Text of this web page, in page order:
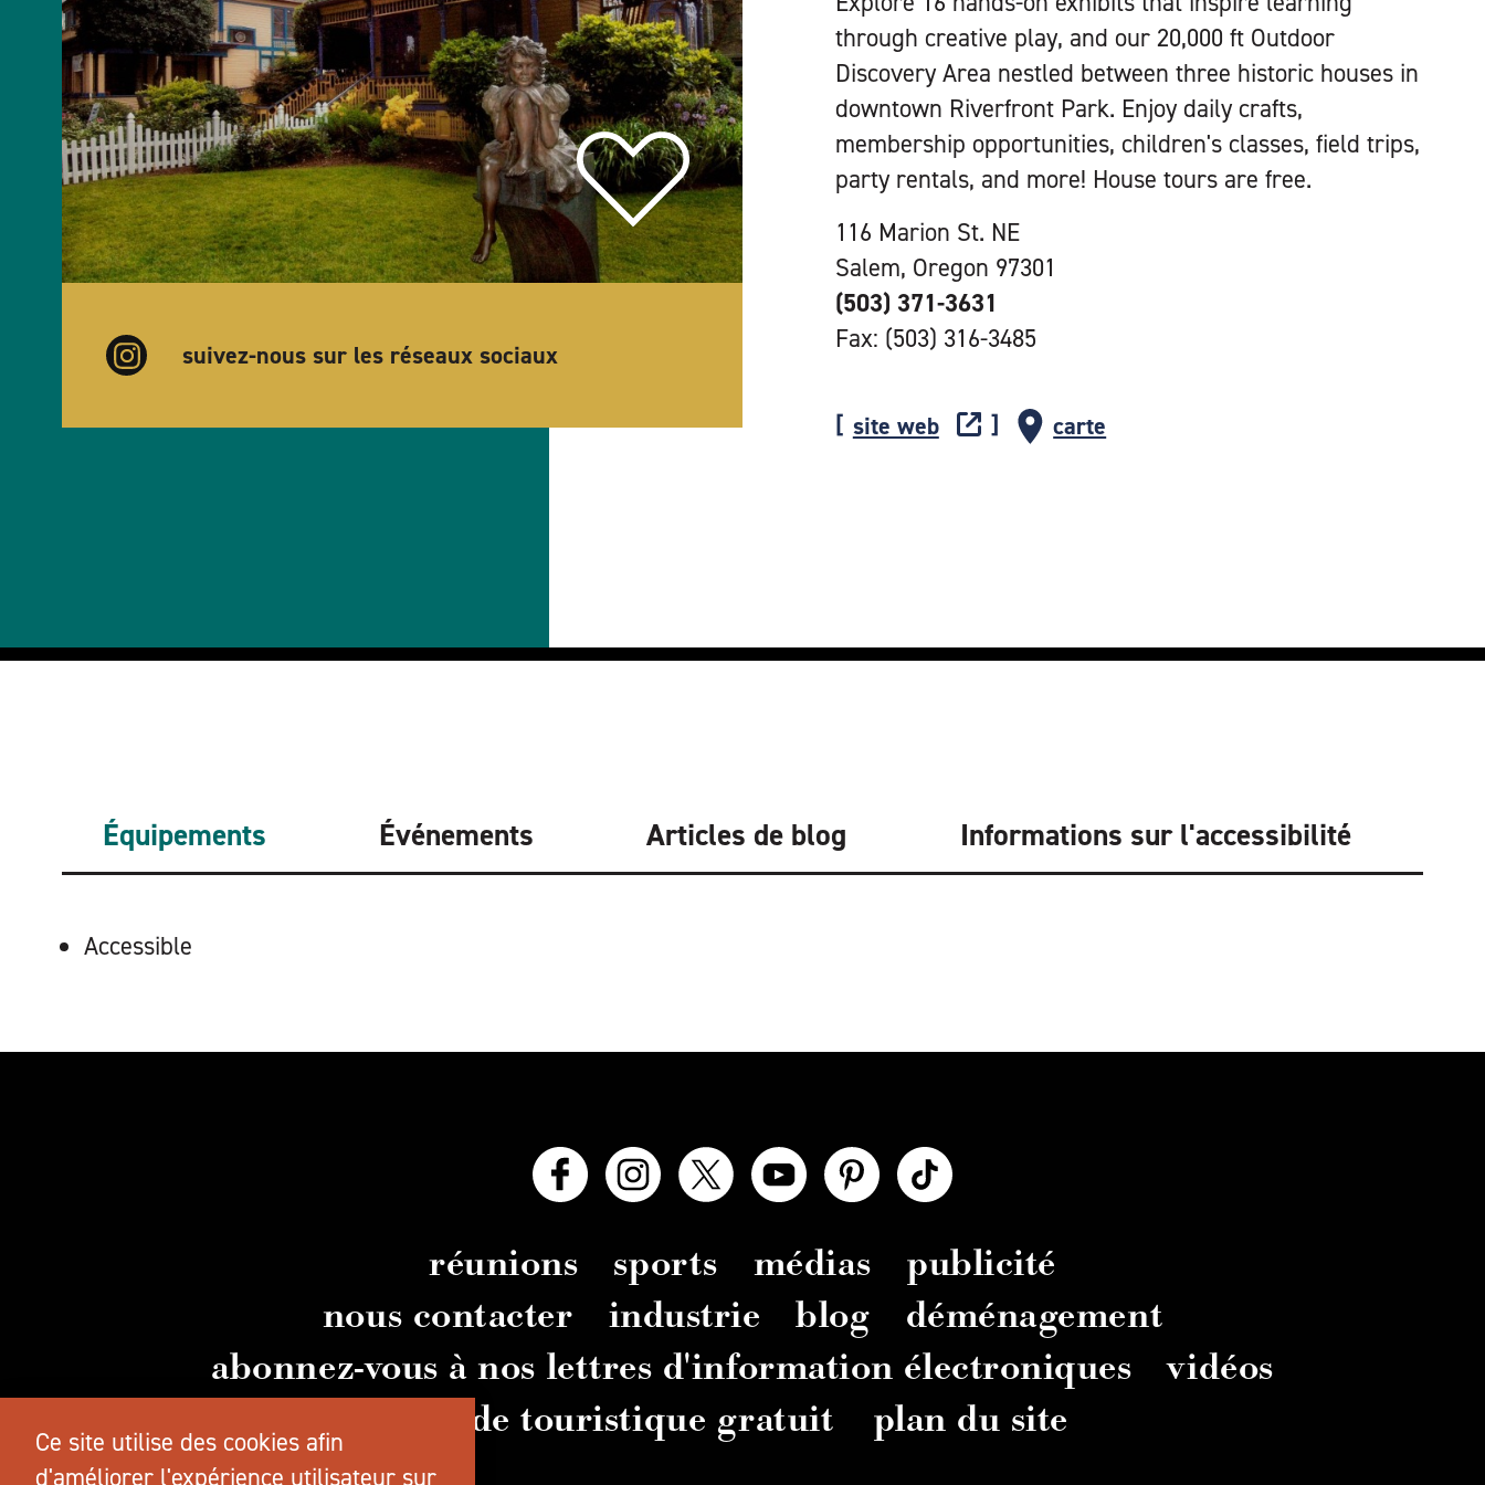
through creative play, and our 20,000 ft Outdoor
Discovery Area nestled between three historic houses in
downtown Riverfront Park. Enjoy daily crafts,
membership opportunities, children's classes, field trips,
party rentals, and more! House tours are free.
116 Marion St. NE
Salem, Oregon 97301
(503) 371-3631
Fax: (503) 316-3485
site web carte
suivez-nous sur les réseaux sociaux
Équipements Événements Articles de blog Informations sur l'accessibilité
ÉQUIPEMENTS
Accessible
réunions sports médias
publicité
nous contacter
industrie blog
déménagement
abonnez-vous à nos lettres d'information électroniques
vidéos
guide touristique gratuit
plan du site
Ce site utilise des cookies afin
d'améliorer l'expérience utilisateur sur